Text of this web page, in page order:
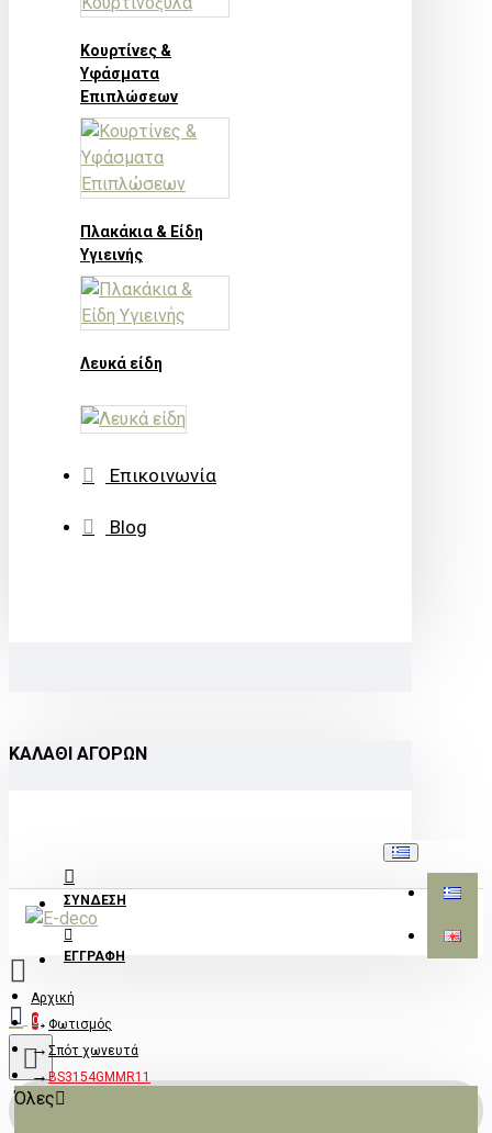
Κουρτίνες &
Υφάσματα
Επιπλώσεων
Πλακάκια & Είδη
Υγιεινής
Λευκά είδη
Επικοινωνία
Blog
ΚΑΛΆΘΙ ΑΓΟΡΏΝ
ΣΎΝΔΕΣΗ
ΕΓΓΡΑΦΉ
0
Όλες
Αρχική
Φωτισμός
Σπότ χωνευτά
BS3154GMMR11